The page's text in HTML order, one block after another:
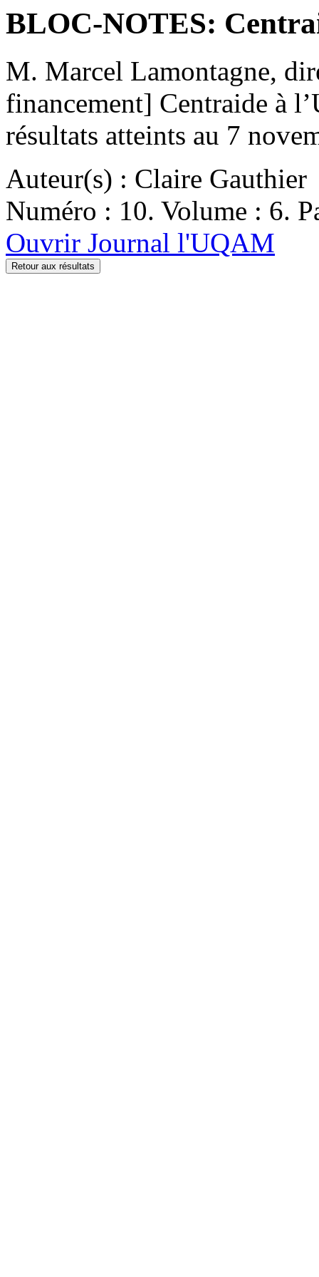
BLOC-NOTES:
M. Marcel Lamontagne,
financement] Centraide à
résultats atteints au 7
Auteur(s) : Claire Gauthier
Numéro : 10. Volume : 6.
Ouvrir Journal l'UQAM
Retour aux résultats